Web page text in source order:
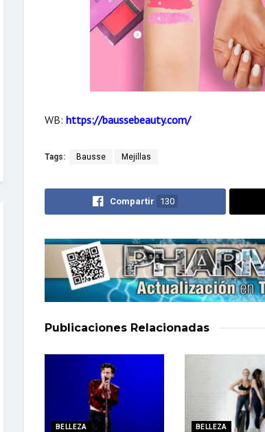
WB: https://baussebeauty.com/
Tags: Bausse Mejillas
Compartir 130
Publicaciones Relacionadas
BELLEZA BELLEZA